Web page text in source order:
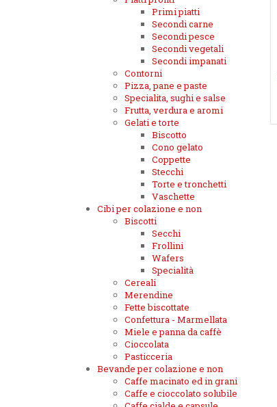
Primi piatti
Secondi carne
Secondi pesce
Secondi vegetali
Secondi impanati
Contorni
Pizza, pane e paste
Specialita, sughi e salse
Frutta, verdura e aromi
Gelati e torte
Biscotto
Cono gelato
Coppette
Stecchi
Torte e tronchetti
Vaschette
Cibi per colazione e non
Biscotti
Secchi
Frollini
Wafers
Specialità
Cereali
Merendine
Fette biscottate
Confettura - Marmellata
Miele e panna da caffè
Cioccolata
Pasticceria
Bevande per colazione e non
Caffe macinato ed in grani
Caffe e cioccolato solubile